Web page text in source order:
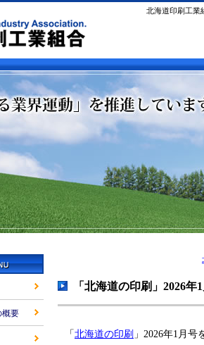
北海道印刷工業
「北海道の印刷」2026
「 北海道の印刷 」2026年1月
概要